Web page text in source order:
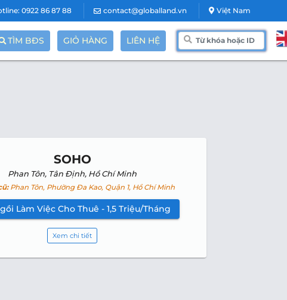
0922 86 87 88 contact@globalland.vn Việt Nam
TÌM BĐS GIỎ HÀNG LIÊN HỆ
SOHO
Phan Tôn, Tân Định, Hồ Chí Minh
Phan Tôn, Phường Đa Kao, Quận 1, Hồ Chí Minh
Làm Việc Cho Thuê - 1,5 Triệu/Tháng
Xem chi tiết